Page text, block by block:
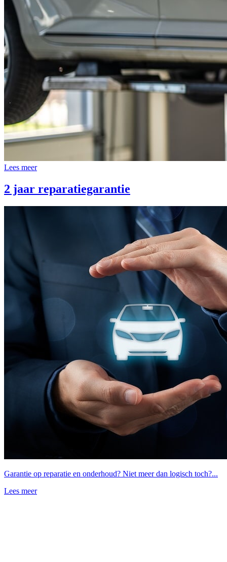
Lees meer
2 jaar reparatiegarantie
Garantie op reparatie en onderhoud? Niet meer dan logisch toch?...
Lees meer